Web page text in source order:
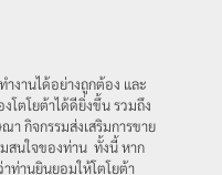
ำงานได้อย่างถูกต้อง และ
โตโยต้าได้ดียิ่งขึ้น รวมถึง
า กิจกรรมส่งเสริมการขาย
สนใจของท่าน ทั้งนี้ หาก
ท่านยินยอมให้โตโยต้า